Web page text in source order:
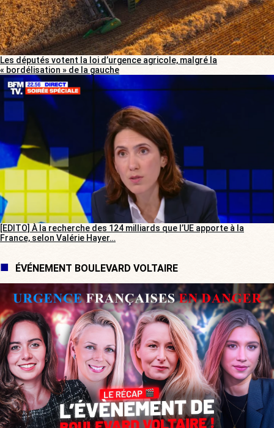
Les députés votent la loi d’urgence agricole, malgré la
« bordélisation » de la gauche
[EDITO] À la recherche des 124 milliards que l’UE apporte à la
France, selon Valérie Hayer…
ÉVÉNEMENT BOULEVARD VOLTAIRE